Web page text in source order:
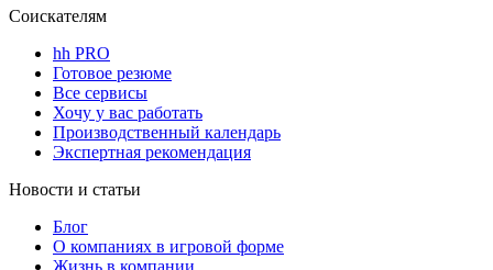
Соискателям
hh PRO
Готовое резюме
Все сервисы
Хочу у вас работать
Производственный календарь
Экспертная рекомендация
Новости и статьи
Блог
О компаниях в игровой форме
Жизнь в компании